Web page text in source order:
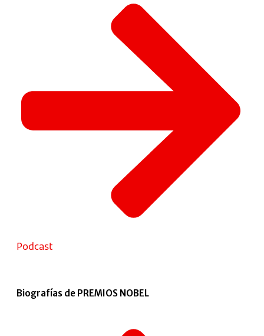
Podcast
Biografías de PREMIOS NOBEL